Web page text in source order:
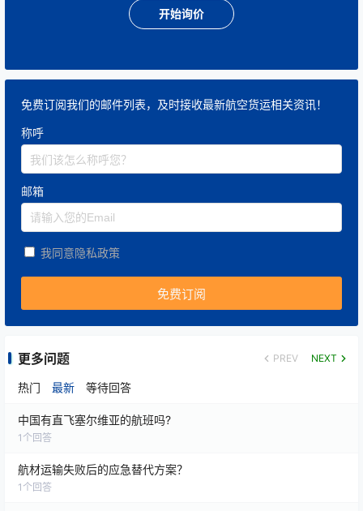
比快递公司更灵活，适合批量电子元件
时效稳定，但节假日、旺季、清关等容易延误。
对于没有极端时效要求的国际订单，可以作为常规
选择。
不推荐芯片使用 → 海运/铁路
芯片属于高价值+时效敏感品，风险和周期都不适
针对芯片这类高时效货物，佰越航服提供：
OBC/Hand Carry 手提急件
小时送达主要国际城市，适合研发/停产等极端紧急
情况。
开始询价
免费订阅我们的邮件列表，及时接收最新航空货运相关资讯！
称呼
邮箱
我同意隐私政策
更多问题 PREV NEXT
热门 最新 等待回答
中国有直飞塞尔维亚的航班吗?
1 个回答
航材运输失败后的应急替代方案？
1 个回答